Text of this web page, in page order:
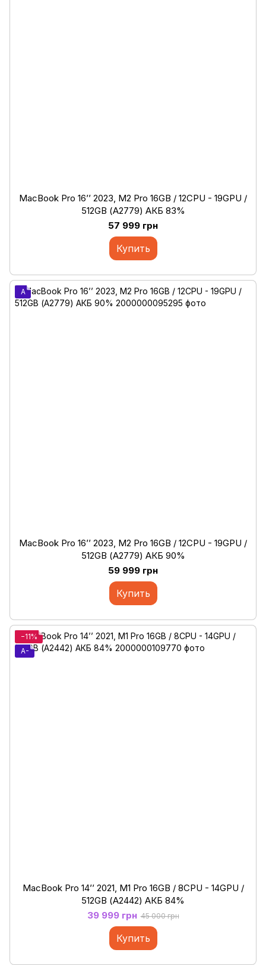
MacBook Pro 16’’ 2023, M2 Pro 16GB / 12CPU - 19GPU /
512GB (А2779) АКБ 83%
57 999 грн
Купить
A
MacBook Pro 16’’ 2023, M2 Pro 16GB / 12CPU - 19GPU /
512GB (А2779) АКБ 90%
59 999 грн
Купить
−11%
A-
MacBook Pro 14’’ 2021, M1 Pro 16GB / 8CPU - 14GPU /
512GB (А2442) АКБ 84%
39 999 грн 45 000 грн
Купить